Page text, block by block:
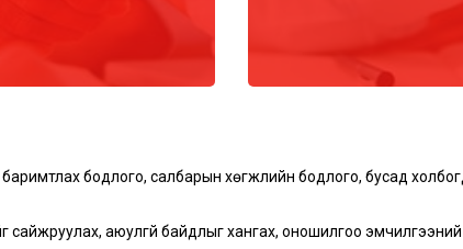
бодлого, салбарын хөгжлийн бодлого, бусад
сайжруулах, аюулгүй байдлыг хангах, оношилгоо